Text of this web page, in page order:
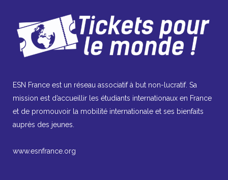
ESN France est un réseau associatif à but non-lucratif. Sa
mission est d’accueillir les étudiants internationaux en France
et de promouvoir la mobilité internationale et ses bienfaits
auprès des jeunes.
www.esnfrance.org